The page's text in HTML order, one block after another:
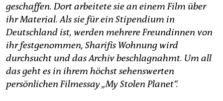
geschaffen. Dort arbeitete sie an einem Film über
ihr Material. Als sie für ein Stipendium in
Deutschland ist, werden mehrere Freundinnen von
ihr festgenommen, Sharifis Wohnung wird
durchsucht und das Archiv beschlagnahmt. Um all
das geht es in ihrem höchst sehenswerten
persönlichen Filmessay „My Stolen Planet“.